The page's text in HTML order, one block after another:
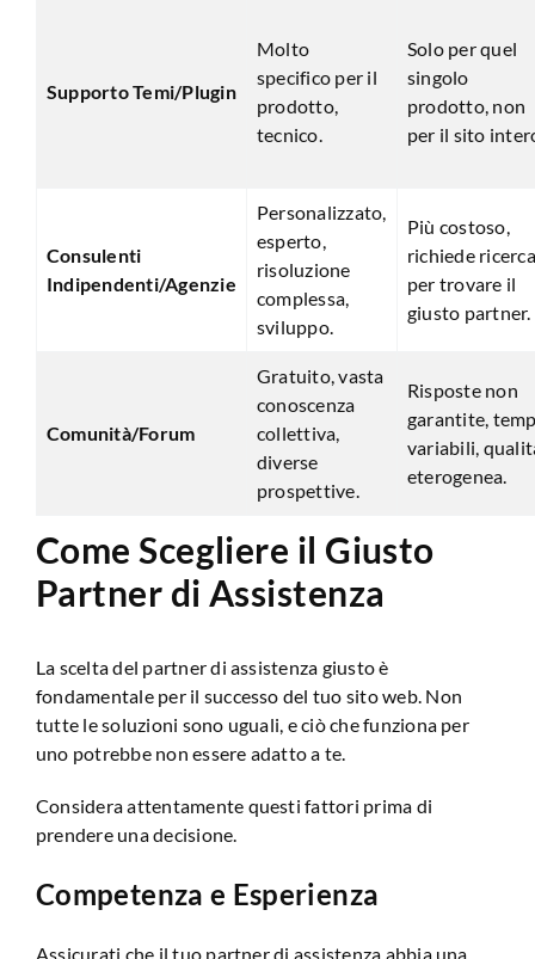
Supporto Temi/Plugin
Molto
specifico per il
prodotto,
tecnico.
Solo per quel
singolo
prodotto, non
per il sito
Consulenti
Indipendenti/Agenzie
Personalizzato,
esperto,
risoluzione
complessa,
sviluppo.
Più costoso,
richiede ricerca
per trovare il
giusto partner.
Comunità/Forum
Gratuito, vasta
conoscenza
collettiva,
diverse
prospettive.
Risposte non
garantite,
variabili,
eterogenea.
Come Scegliere il Giusto
Partner di Assistenza
La scelta del partner di assistenza giusto è
fondamentale per il successo del tuo sito web. Non
tutte le soluzioni sono uguali, e ciò che funziona per
uno potrebbe non essere adatto a te.
Considera attentamente questi fattori prima di
prendere una decisione.
Competenza e Esperienza
Assicurati che il tuo partner di assistenza abbia una